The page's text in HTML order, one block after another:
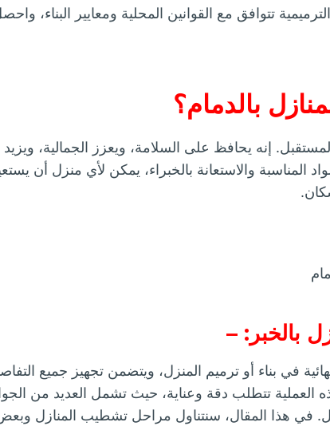
تتوافق مع القوانين المحلية ومعايير البناء،
بالدمام؟
إنه يحافظ على السلامة، ويعزز الجمالية،
المناسبة والاستعانة بالخبراء، يمكن لأي منزل أن
بالخبر: –
في بناء أو ترميم المنزل، ويتضمن تجهيز جميع
العملية تتطلب دقة وعناية، حيث تشمل العديد من
في هذا المقال، سنتناول مراحل تشطيب المنازل وبعض